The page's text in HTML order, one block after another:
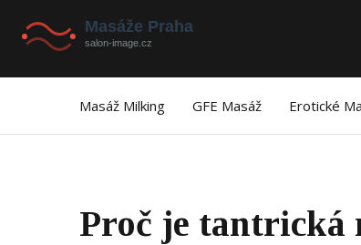
Masáž Milking GFE Masáž Erotické
Proč je tantrická